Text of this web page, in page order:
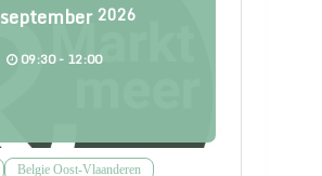
september 2026
09:30 - 12:00
Belgie Oost-Vlaanderen